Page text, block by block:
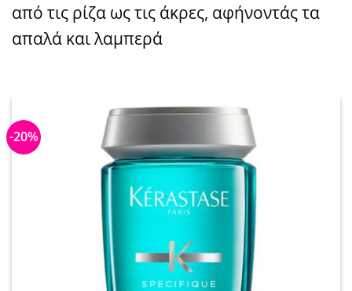
από τις ρίζα ως τις άκρες, αφήνοντάς τα
απαλά και λαμπερά
-20%